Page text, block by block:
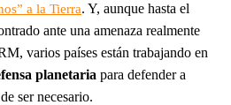
a la Tierra. Y, aunque hasta el
ante una amenaza realmente
varios países están trabajando en
planetaria para defender a
ser necesario.